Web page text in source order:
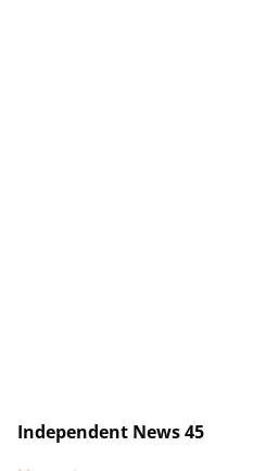
Independent News 45